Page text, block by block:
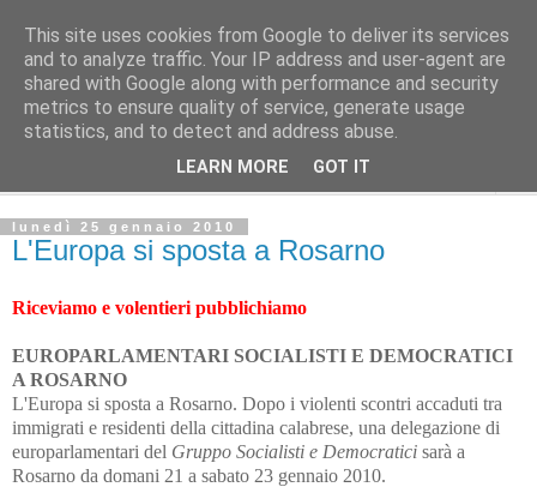
Avvenire dei lavoratori
POLITICA
lunedì 25 gennaio 2010
L'Europa si sposta a Rosarno
Riceviamo e volentieri pubblichiamo
EUROPARLAMENTARI SOCIALISTI E DEMOCRATICI
A ROSARNO
L'Europa si sposta a Rosarno. Dopo i violenti scontri accaduti tra
immigrati e residenti della cittadina calabrese, una delegazione di
europarlamentari del Gruppo Socialisti e Democratici sarà a
Rosarno da domani 21 a sabato 23 gennaio 2010.
This site uses cookies from Google to deliver its services
and to analyze traffic. Your IP address and user-agent are
shared with Google along with performance and security
metrics to ensure quality of service, generate usage
statistics, and to detect and address abuse.
LEARN MORE GOT IT